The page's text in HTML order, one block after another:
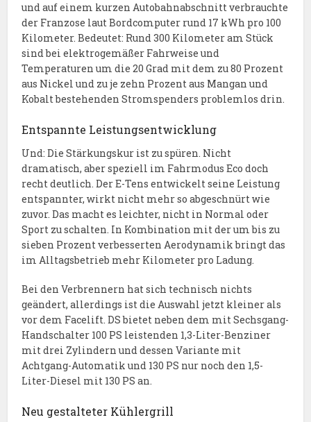
und auf einem kurzen Autobahnabschnitt verbrauchte
der Franzose laut Bordcomputer rund 17 kWh pro 100
Kilometer. Bedeutet: Rund 300 Kilometer am Stück
sind bei elektrogemäßer Fahrweise und
Temperaturen um die 20 Grad mit dem zu 80 Prozent
aus Nickel und zu je zehn Prozent aus Mangan und
Kobalt bestehenden Stromspenders problemlos drin.
Entspannte Leistungsentwicklung
Und: Die Stärkungskur ist zu spüren. Nicht
dramatisch, aber speziell im Fahrmodus Eco doch
recht deutlich. Der E-Tens entwickelt seine Leistung
entspannter, wirkt nicht mehr so abgeschnürt wie
zuvor. Das macht es leichter, nicht in Normal oder
Sport zu schalten. In Kombination mit der um bis zu
sieben Prozent verbesserten Aerodynamik bringt das
im Alltagsbetrieb mehr Kilometer pro Ladung.
Bei den Verbrennern hat sich technisch nichts
geändert, allerdings ist die Auswahl jetzt kleiner als
vor dem Facelift. DS bietet neben dem mit Sechsgang-
Handschalter 100 PS leistenden 1,3-Liter-Benziner
mit drei Zylindern und dessen Variante mit
Achtgang-Automatik und 130 PS nur noch den 1,5-
Liter-Diesel mit 130 PS an.
Neu gestalteter Kühlergrill